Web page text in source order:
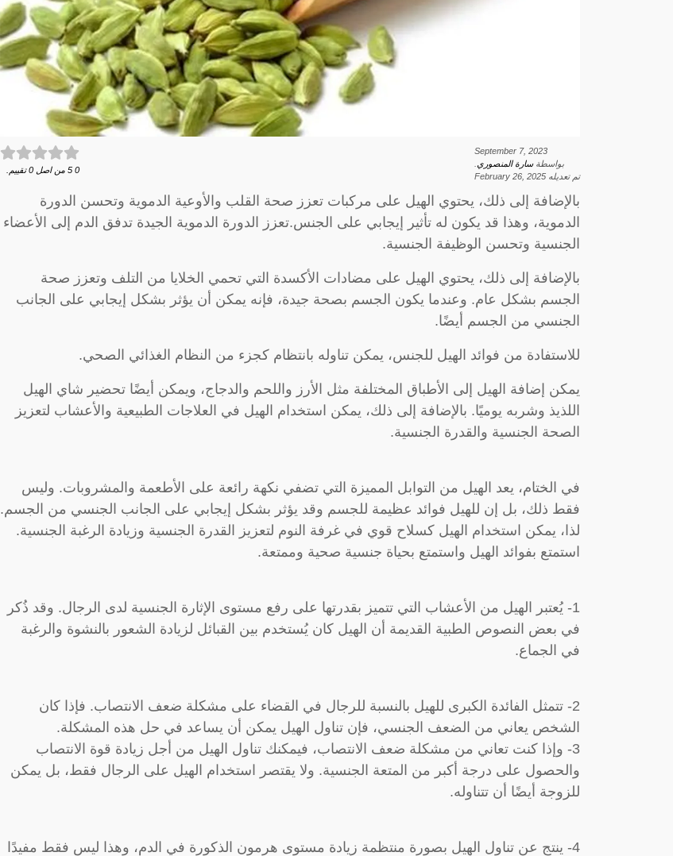
September 7, 2023
بواسطةسارة المنصوري
تم تعديله February 26, 2025
0
5 من اصل 0 تقييم.
بالإضافة إلى ذلك، يحتوي الهيل على مركبات تعزز صحة القلب والأوعية الدموية وتحسن الدورة
الدموية، وهذا قد يكون له تأثير إيجابي على الجنس.تعزز الدورة الدموية الجيدة تدفق الدم إلى الأعضاء
الجنسية وتحسن الوظيفة الجنسية.
بالإضافة إلى ذلك، يحتوي الهيل على مضادات الأكسدة التي تحمي الخلايا من التلف وتعزز صحة
الجسم بشكل عام. وعندما يكون الجسم بصحة جيدة، فإنه يمكن أن يؤثر بشكل إيجابي على الجانب
الجنسي من الجسم أيضًا.
للاستفادة من فوائد الهيل للجنس، يمكن تناوله بانتظام كجزء من النظام الغذائي الصحي.
يمكن إضافة الهيل إلى الأطباق المختلفة مثل الأرز واللحم والدجاج، ويمكن أيضًا تحضير شاي الهيل
اللذيذ وشربه يوميًا. بالإضافة إلى ذلك، يمكن استخدام الهيل في العلاجات الطبيعية والأعشاب لتعزيز
الصحة الجنسية والقدرة الجنسية.
في الختام، يعد الهيل من التوابل المميزة التي تضفي نكهة رائعة على الأطعمة والمشروبات. وليس
فقط ذلك، بل إن للهيل فوائد عظيمة للجسم وقد يؤثر بشكل إيجابي على الجانب الجنسي من الجسم.
لذا، يمكن استخدام الهيل كسلاح قوي في غرفة النوم لتعزيز القدرة الجنسية وزيادة الرغبة الجنسية.
استمتع بفوائد الهيل واستمتع بحياة جنسية صحية وممتعة.
1- يُعتبر الهيل من الأعشاب التي تتميز بقدرتها على رفع مستوى الإثارة الجنسية لدى الرجال. وقد ذُكر
في بعض النصوص الطبية القديمة أن الهيل كان يُستخدم بين القبائل لزيادة الشعور بالنشوة والرغبة
في الجماع.
2- تتمثل الفائدة الكبرى للهيل بالنسبة للرجال في القضاء على مشكلة ضعف الانتصاب. فإذا كان
الشخص يعاني من الضعف الجنسي، فإن تناول الهيل يمكن أن يساعد في حل هذه المشكلة.
3- وإذا كنت تعاني من مشكلة ضعف الانتصاب، فيمكنك تناول الهيل من أجل زيادة قوة الانتصاب
والحصول على درجة أكبر من المتعة الجنسية. ولا يقتصر استخدام الهيل على الرجال فقط، بل يمكن
للزوجة أيضًا أن تتناوله.
4- ينتج عن تناول الهيل بصورة منتظمة زيادة مستوى هرمون الذكورة في الدم، وهذا ليس فقط مفيدًا